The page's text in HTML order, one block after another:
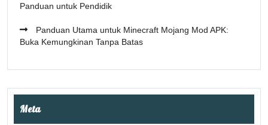
Panduan untuk Pendidik
Panduan Utama untuk Minecraft Mojang Mod APK:
Buka Kemungkinan Tanpa Batas
Meta